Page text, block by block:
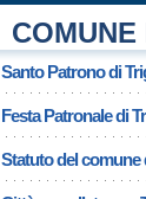
Santo Patrono di
Festa Patronale di
Statuto del comune